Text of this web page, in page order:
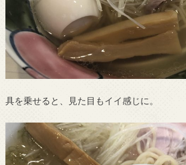
具を乗せると、見た目もイイ感じに。